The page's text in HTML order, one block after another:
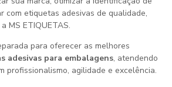
com etiquetas adesivas de qualidade,
MS ETIQUETAS.
para oferecer as melhores
adesivas para embalagens, atendendo
profissionalismo, agilidade e excelência.